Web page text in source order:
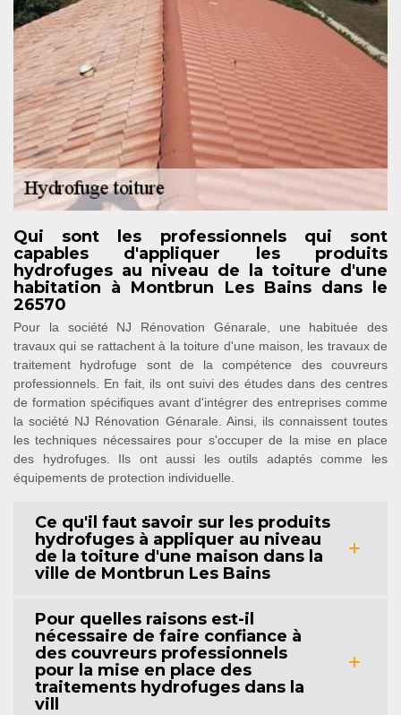
Qui sont les professionnels qui sont
capables d'appliquer les produits
hydrofuges au niveau de la toiture d'une
habitation à Montbrun Les Bains dans le
26570
Pour la société NJ Rénovation Génarale, une habituée des
travaux qui se rattachent à la toiture d'une maison, les travaux de
traitement hydrofuge sont de la compétence des couvreurs
professionnels. En fait, ils ont suivi des études dans des centres
de formation spécifiques avant d'intégrer des entreprises comme
la société NJ Rénovation Génarale. Ainsi, ils connaissent toutes
les techniques nécessaires pour s'occuper de la mise en place
des hydrofuges. Ils ont aussi les outils adaptés comme les
équipements de protection individuelle.
Ce qu'il faut savoir sur les produits
hydrofuges à appliquer au niveau
de la toiture d'une maison dans la
ville de Montbrun Les Bains
Pour quelles raisons est-il
nécessaire de faire confiance à
des couvreurs professionnels
pour la mise en place des
traitements hydrofuges dans la
vill